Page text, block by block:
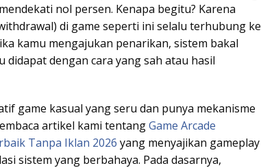
nol persen. Kenapa begitu? Karena
di game seperti ini selalu terhubung ke
kamu mengajukan penarikan, sistem bakal
didapat dengan cara yang sah atau hasil
game kasual yang seru dan punya mekanisme
artikel kami tentangGame Arcade
Tanpa Iklan 2026 yang menyajikan gameplay
sistem yang berbahaya. Pada dasarnya,